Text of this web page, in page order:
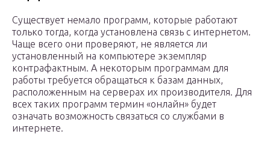
Существует немало программ, которые работают
только тогда, когда установлена связь с интернетом.
Чаще всего они проверяют, не является ли
установленный на компьютере экземпляр
контрафактным. А некоторым программам для
работы требуется обращаться к базам данных,
расположенным на серверах их производителя. Для
всех таких программ термин «онлайн» будет
означать возможность связаться со службами в
интернете.